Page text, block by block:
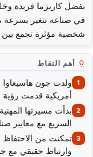
بفضل كاريزما فريدة
في صناعة تتغير بسرعة
شخصية مؤثرة تجمع بين
أهم النقاط
أمريكية قدمت
السريع مع معايير
تمكنت من الاحتفاظ
وارتباط حقيقي مع